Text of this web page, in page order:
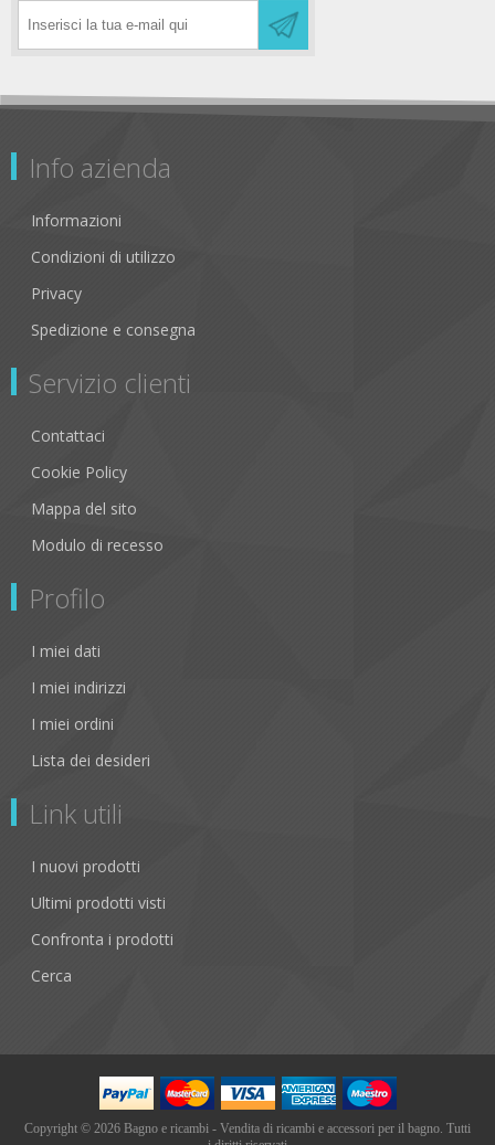
Info azienda
Informazioni
Condizioni di utilizzo
Privacy
Spedizione e consegna
Servizio clienti
Contattaci
Cookie Policy
Mappa del sito
Modulo di recesso
Profilo
I miei dati
I miei indirizzi
I miei ordini
Lista dei desideri
Link utili
I nuovi prodotti
Ultimi prodotti visti
Confronta i prodotti
Cerca
Copyright © 2026 Bagno e ricambi - Vendita di ricambi e accessori per il bagno. Tutti